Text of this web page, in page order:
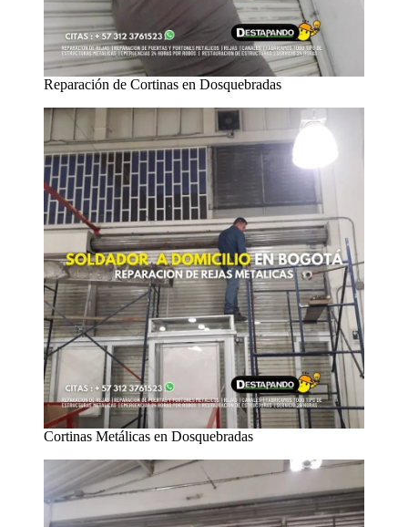
Reparación de Cortinas en Dosquebradas
Cortinas Metálicas en Dosquebradas